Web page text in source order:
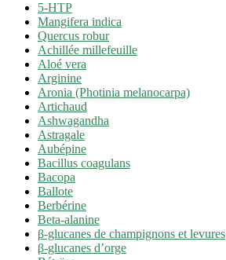
5-HTP
Mangifera indica
Quercus robur
Achillée millefeuille
Aloé vera
Arginine
Aronia (Photinia melanocarpa)
Artichaud
Ashwagandha
Astragale
Aubépine
Bacillus coagulans
Bacopa
Ballote
Berbérine
Beta-alanine
β-glucanes de champignons et levures
β-glucanes d’orge